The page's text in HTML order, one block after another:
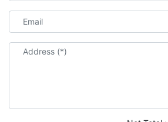
Email
Address (*)